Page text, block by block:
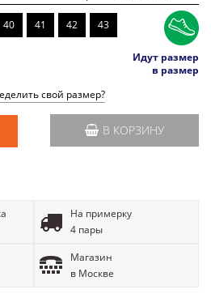
40 41 42 43
Идут размер
в размер
свой размер?
В КОРЗИНУ
На примерку
4 пары
Магазин
в Москве